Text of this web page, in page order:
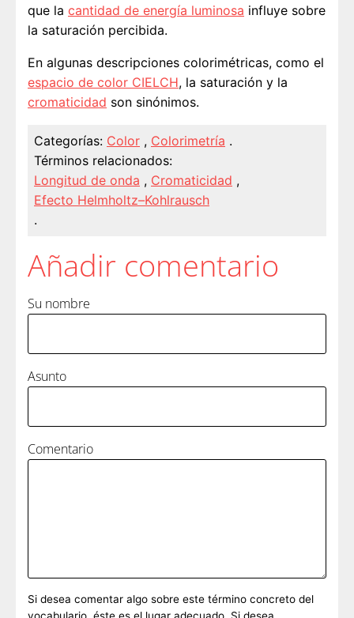
que la cantidad de energía luminosa influye sobre
la saturación percibida.
En algunas descripciones colorimétricas, como el
espacio de color CIELCH, la saturación y la
cromaticidad son sinónimos.
Categorías: Color , Colorimetría .
Términos relacionados:
Longitud de onda , Cromaticidad ,
Efecto Helmholtz–Kohlrausch
.
Añadir comentario
Su nombre
Asunto
Comentario
Si desea comentar algo sobre este término concreto del